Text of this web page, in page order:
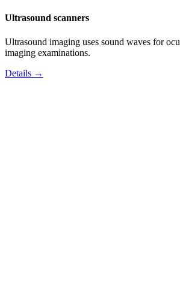
Ultrasound scanners
Ultrasound imaging uses sound waves for
imaging examinations.
Details →